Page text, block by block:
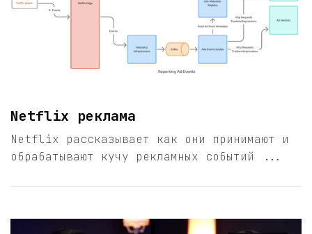
Netflix реклама
Netflix рассказывает как они принимают и
обрабатывают кучу рекламных событий ...